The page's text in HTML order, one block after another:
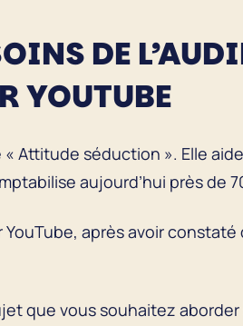
DE
YOUTUBE
« Attitude séduction ». Elle
aujourd’hui près de
après avoir
que vous souhaitez